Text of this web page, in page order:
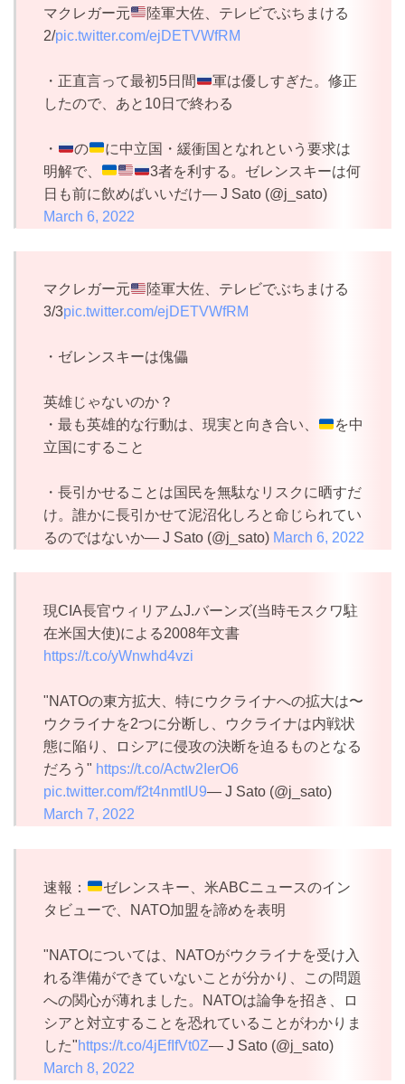
マクレガー元
陸軍大佐、テレビでぶちまける
2/pic.twitter.com/ejDETVWfRM
・正直言って最初5日間
軍は優しすぎた。修正
したので、あと10日で終わる
・ の
に中立国・緩衝国となれという要求は
明解で、
3者を利する。ゼレンスキーは何
日も前に飲めばいいだけ— J Sato (@j_sato)
March 6, 2022
マクレガー元
陸軍大佐、テレビでぶちまける
3/3pic.twitter.com/ejDETVWfRM
・ゼレンスキーは傀儡
英雄じゃないのか？
・最も英雄的な行動は、現実と向き合い、
を中
立国にすること
・長引かせることは国民を無駄なリスクに晒すだ
け。誰かに長引かせて泥沼化しろと命じられてい
るのではないか— J Sato (@j_sato) March 6, 2022
現CIA長官ウィリアムJ.バーンズ(当時モスクワ駐
在米国大使)による2008年文書
https://t.co/yWnwhd4vzi
"NATOの東方拡大、特にウクライナへの拡大は〜
ウクライナを2つに分断し、ウクライナは内戦状
態に陥り、ロシアに侵攻の決断を迫るものとなる
だろう" https://t.co/Actw2IerO6
pic.twitter.com/f2t4nmtIU9— J Sato (@j_sato)
March 7, 2022
速報：
ゼレンスキー、米ABCニュースのイン
タビューで、NATO加盟を諦めを表明
"NATOについては、NATOがウクライナを受け入
れる準備ができていないことが分かり、この問題
への関心が薄れました。NATOは論争を招き、ロ
シアと対立することを恐れていることがわかりま
した"https://t.co/4jEfIfVt0Z— J Sato (@j_sato)
March 8, 2022